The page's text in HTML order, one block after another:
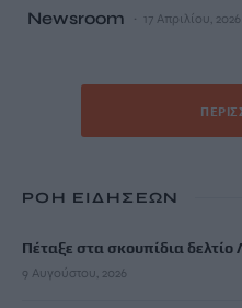
Newsroom 17 Απριλίου, 2026
ΡΟΗ ΕΙΔΗΣΕΩΝ
Πέταξε στα σκουπίδια δελτίο
9 Αυγούστου, 2026